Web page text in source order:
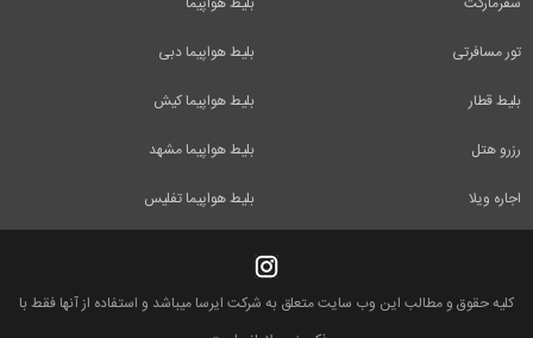
بلیط هواپیما دبی
بلیط هواپیما کیش
بلیط هواپیما مشهد
بلیط هواپیما تفلیس
تور مسافرتی
بلیط قطار
رزرو هتل
اجاره ویلا
کلیه حقوق و مطالب این وب سایت متعلق به شرکت ایرسا میباشد و استفاده از آنها فقط با